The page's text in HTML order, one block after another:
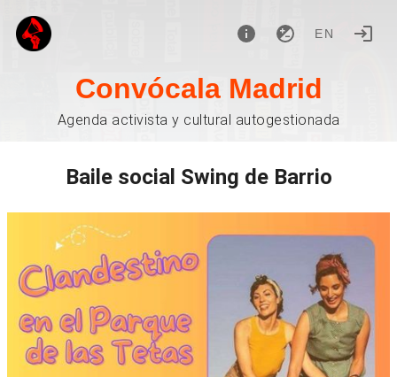
EN
Convócala Madrid
Agenda activista y cultural autogestionada
Baile social Swing de Barrio